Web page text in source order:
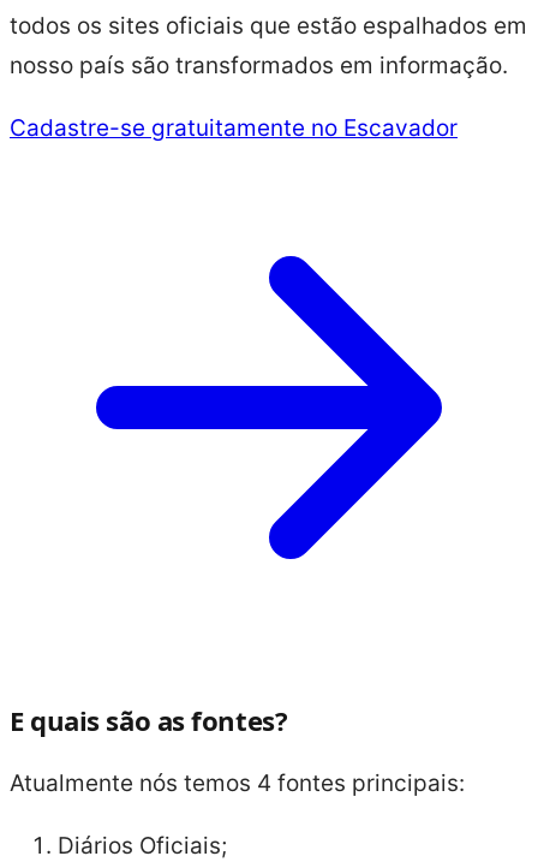
todos os sites oficiais que estão espalhados em
nosso país são transformados em informação.
Cadastre-se gratuitamente no Escavador
E quais são as fontes?
Atualmente nós temos 4 fontes principais:
Diários Oficiais;